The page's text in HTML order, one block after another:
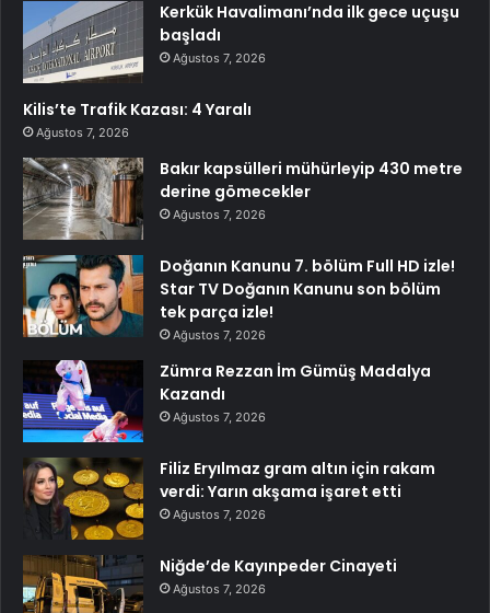
Kerkük Havalimanı’nda ilk gece uçuşu
başladı
Ağustos 7, 2026
Kilis’te Trafik Kazası: 4 Yaralı
Ağustos 7, 2026
Bakır kapsülleri mühürleyip 430 metre
derine gömecekler
Ağustos 7, 2026
Doğanın Kanunu 7. bölüm Full HD izle!
Star TV Doğanın Kanunu son bölüm
tek parça izle!
Ağustos 7, 2026
Zümra Rezzan İm Gümüş Madalya
Kazandı
Ağustos 7, 2026
Filiz Eryılmaz gram altın için rakam
verdi: Yarın akşama işaret etti
Ağustos 7, 2026
Niğde’de Kayınpeder Cinayeti
Ağustos 7, 2026